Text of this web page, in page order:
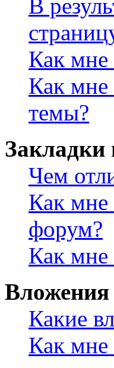
В
Как мне
Как мне
темы?
Закладки
Чем
Как мне
форум?
Как мне
Вложения
Какие
Как мне